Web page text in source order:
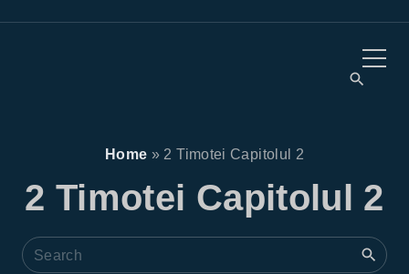
Home » 2 Timotei Capitolul 2
2 Timotei Capitolul 2